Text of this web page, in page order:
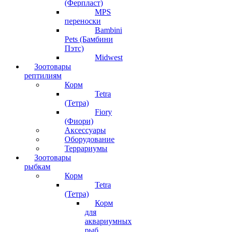
(Ферпласт)
MPS
переноски
Bambini
Pets (Бамбини
Пэтс)
Midwest
Зоотовары
рептилиям
Корм
Tetra
(Тетра)
Fiory
(Фиори)
Аксессуары
Оборудование
Террариумы
Зоотовары
рыбкам
Корм
Tetra
(Тетра)
Корм
для
аквариумных
рыб